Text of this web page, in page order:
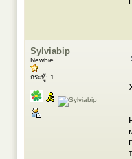
Sylviabip
Newbie
กระทู้: 1